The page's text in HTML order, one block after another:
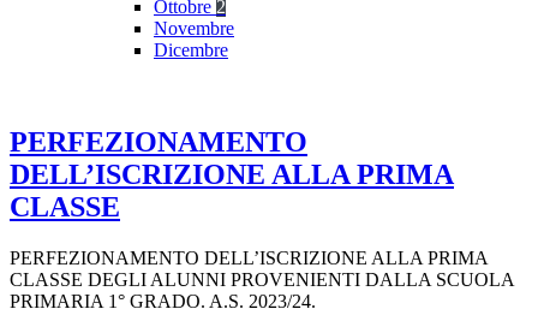
Ottobre 2
Novembre
Dicembre
PERFEZIONAMENTO
DELL’ISCRIZIONE ALLA PRIMA
CLASSE
PERFEZIONAMENTO DELL’ISCRIZIONE ALLA PRIMA
CLASSE DEGLI ALUNNI PROVENIENTI DALLA SCUOLA
PRIMARIA 1° GRADO. A.S. 2023/24.